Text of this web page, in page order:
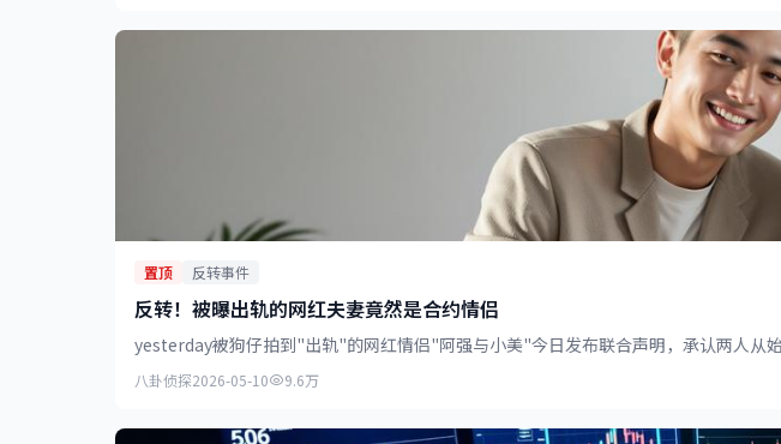
置顶 反转事件
反转！被曝出轨的网红夫妻竟然是合约情侣
yesterday被狗仔拍到"出轨"的网红情侣"阿强与小美"今日发布联合声明，承认两人从
八卦侦探2026-05-10 9.6万